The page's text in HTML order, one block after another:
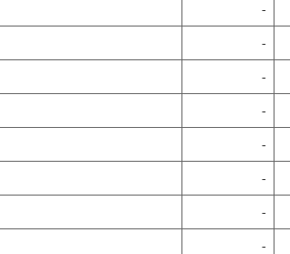
-
-
-
-
-
-
-
-